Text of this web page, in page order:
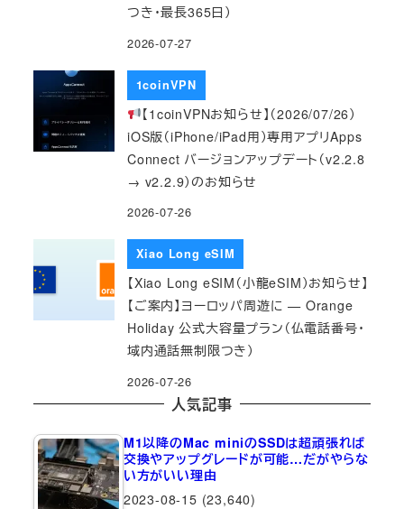
つき・最長365日）
2026-07-27
1coinVPN
【1coinVPNお知らせ】（2026/07/26）
iOS版（iPhone/iPad用）専用アプリApps
Connect バージョンアップデート（v2.2.8
→ v2.2.9）のお知らせ
2026-07-26
Xiao Long eSIM
【Xiao Long eSIM（小龍eSIM）お知らせ】
【ご案内】ヨーロッパ周遊に — Orange
Holiday 公式大容量プラン（仏電話番号・
域内通話無制限つき）
2026-07-26
人気記事
M1以降のMac miniのSSDは超頑張れば
交換やアップグレードが可能…だがやらな
い方がいい理由
2023-08-15 (23,640)